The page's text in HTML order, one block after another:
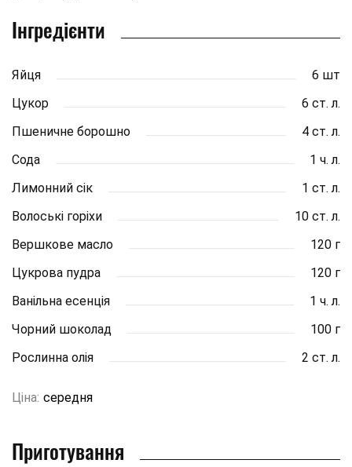
Інгредієнти
Яйця
6 шт
Цукор
6 ст. л.
Пшеничне борошно
4 ст. л.
Сода
1 ч. л.
Лимонний сік
1 ст. л.
Волоські горіхи
10 ст. л.
Вершкове масло
120 г
Цукрова пудра
120 г
Ванільна есенція
1 ч. л.
Чорний шоколад
100 г
Рослинна олія
2 ст. л.
Ціна: середня
Приготування